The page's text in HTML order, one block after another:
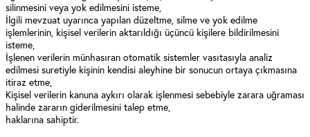
silinmesini veya yok edilmesini isteme,
İlgili mevzuat uyarınca yapılan düzeltme, silme ve yok edilme
işlemlerinin, kişisel verilerin aktarıldığı üçüncü kişilere bildirilmesini
isteme,
İşlenen verilerin münhasıran otomatik sistemler vasıtasıyla analiz
edilmesi suretiyle kişinin kendisi aleyhine bir sonucun ortaya çıkmasına
itiraz etme,
Kişisel verilerin kanuna aykırı olarak işlenmesi sebebiyle zarara uğraması
halinde zararın giderilmesini talep etme,
haklarına sahiptir.